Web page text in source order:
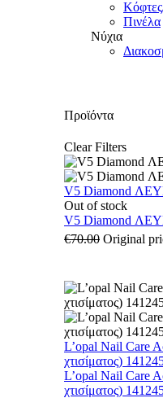
Πινέλα
Νύχια
Προϊόντα
Clear Filters
V5 Diamond
Out of stock
V5 Diamond
€70.00 Original
L’opal Nail Care
χτισίματος)
L’opal Nail Care
χτισίματος)